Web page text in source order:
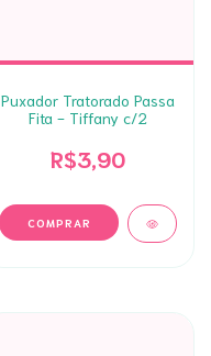
Puxador Tratorado Passa
Fita - Tiffany c/2
R$3,90